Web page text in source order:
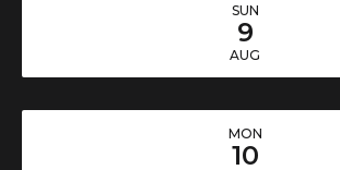
SUN
9
AUG
MON
10